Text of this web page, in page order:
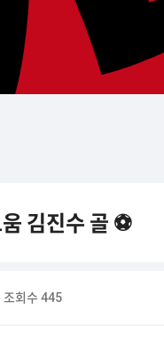
김진수 골 ⚽️
회수 445